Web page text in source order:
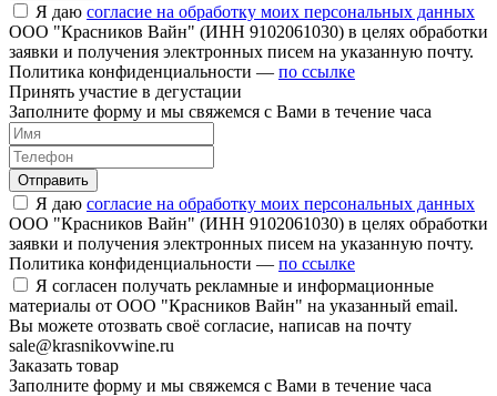
Я даю согласие на обработку моих персональных данных
ООО "Красников Вайн" (ИНН 9102061030) в целях обработки
заявки и получения электронных писем на указанную почту.
Политика конфиденциальности — по ссылке
Принять участие в дегустации
Заполните форму и мы свяжемся с Вами в течение часа
Отправить
Я даю согласие на обработку моих персональных данных
ООО "Красников Вайн" (ИНН 9102061030) в целях обработки
заявки и получения электронных писем на указанную почту.
Политика конфиденциальности — по ссылке
Я согласен получать рекламные и информационные
материалы от ООО "Красников Вайн" на указанный email.
Вы можете отозвать своё согласие, написав на почту
sale@krasnikovwine.ru
Заказать товар
Заполните форму и мы свяжемся с Вами в течение часа